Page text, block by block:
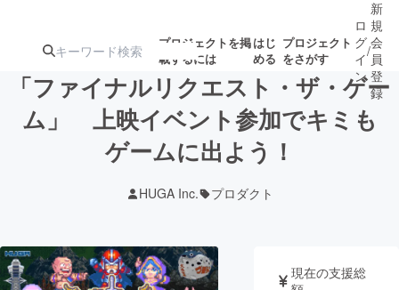
プロジェクトを掲
載するには
はじ
める
プロジェクト
をさがす
注目のリ 注目の新着プロ募集終了が近いプ
ロジェクト
テクノロジー・ガジェット
ロ
グ
イ
ン
/
新
規
会
員
登
録
「ファイナルリクエスト・ザ・ゲー
ム」 上映イベント参加でキミも
ゲームに出よう！
HUGA Inc. プロダクト
現在の支援総